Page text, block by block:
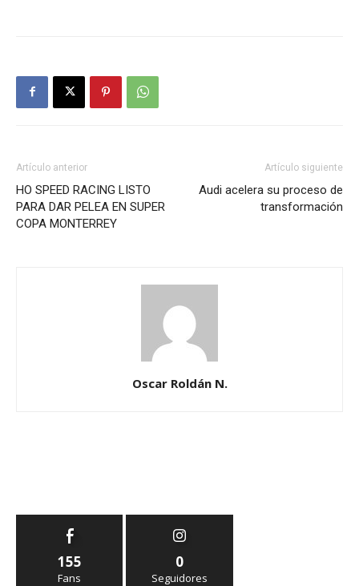
Artículo anterior
HO SPEED RACING LISTO
PARA DAR PELEA EN SUPER
COPA MONTERREY
Artículo siguiente
Audi acelera su proceso de
transformación
Oscar Roldán N.
155
Fans
0
Seguidores